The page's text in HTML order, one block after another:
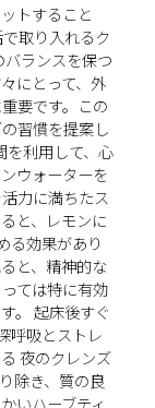
トすること
取り入れるク
ランスを保つ
にとって、外
要です。この
習慣を提案し
を利用して、心
ウォーターを
力に満ちたス
と、レモンに
る効果があり
と、精神的な
ては特に有効
。 起床後すぐ
呼吸とストレ
夜のクレンズ
除き、質の良
いハーブティ